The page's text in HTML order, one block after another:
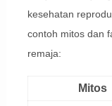
kesehatan
contoh mitos dan
remaja:
Mitos